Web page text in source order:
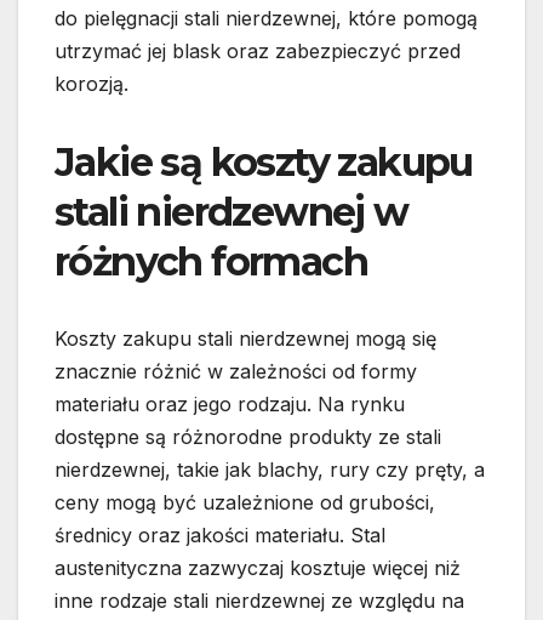
do pielęgnacji stali nierdzewnej, które pomogą
utrzymać jej blask oraz zabezpieczyć przed
korozją.
Jakie są koszty zakupu
stali nierdzewnej w
różnych formach
Koszty zakupu stali nierdzewnej mogą się
znacznie różnić w zależności od formy
materiału oraz jego rodzaju. Na rynku
dostępne są różnorodne produkty ze stali
nierdzewnej, takie jak blachy, rury czy pręty, a
ceny mogą być uzależnione od grubości,
średnicy oraz jakości materiału. Stal
austenityczna zazwyczaj kosztuje więcej niż
inne rodzaje stali nierdzewnej ze względu na